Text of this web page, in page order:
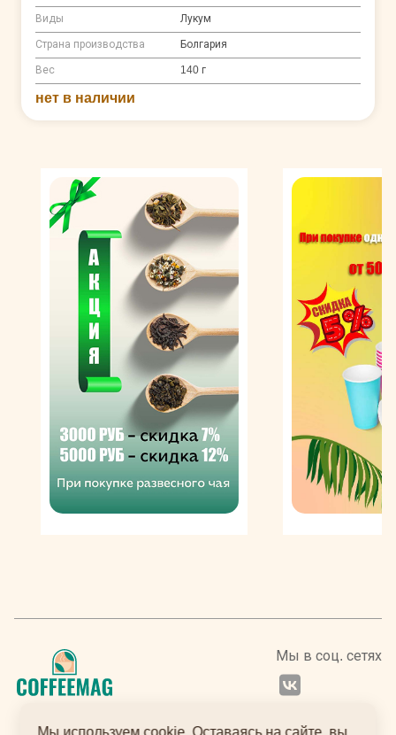
Виды Лукум
Страна производства Болгария
Вес 140 г
нет в наличии
Мы в соц. сетях
Мы используем cookie. Оставаясь на сайте, вы